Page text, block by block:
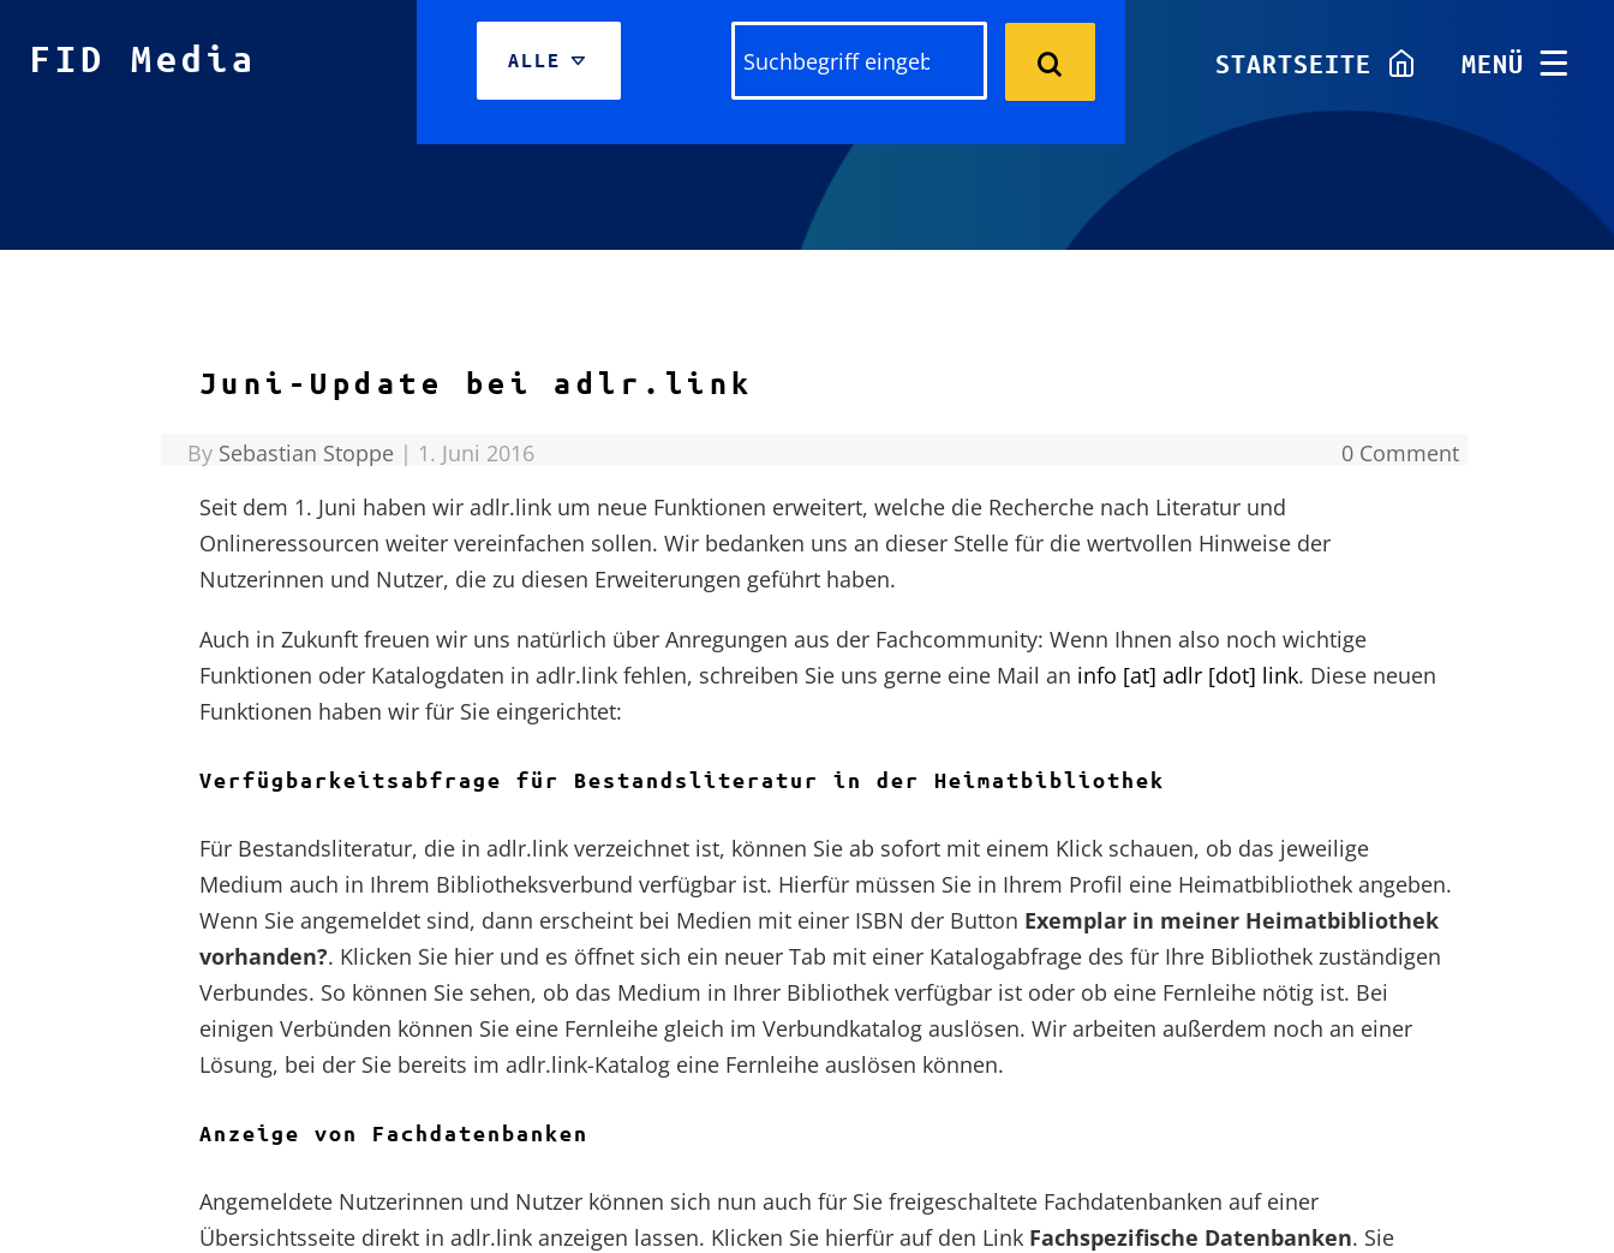
Skip to content
FID Media
TOGGLE
STARTSEITE
TOGGLE
MENÜ
SELECT
PRE-
ALLE
Juni-Update bei adlr.link
By Sebastian Stoppe | 1. Juni 2016
0 Comment
Seit dem 1. Juni haben wir adlr.link um neue Funktionen erweitert, welche die Recherche nach Literatur und
Onlineressourcen weiter vereinfachen sollen. Wir bedanken uns an dieser Stelle für die wertvollen Hinweise der
Nutzerinnen und Nutzer, die zu diesen Erweiterungen geführt haben.
Auch in Zukunft freuen wir uns natürlich über Anregungen aus der Fachcommunity: Wenn Ihnen also noch wichtige
Funktionen oder Katalogdaten in adlr.link fehlen, schreiben Sie uns gerne eine Mail an info [at] adlr [dot] link. Diese neuen
Funktionen haben wir für Sie eingerichtet:
Verfügbarkeitsabfrage für Bestandsliteratur in der Heimatbibliothek
Für Bestandsliteratur, die in adlr.link verzeichnet ist, können Sie ab sofort mit einem Klick schauen, ob das jeweilige
Medium auch in Ihrem Bibliotheksverbund verfügbar ist. Hierfür müssen Sie in Ihrem Profil eine Heimatbibliothek angeben.
Wenn Sie angemeldet sind, dann erscheint bei Medien mit einer ISBN der Button Exemplar in meiner Heimatbibliothek
vorhanden?. Klicken Sie hier und es öffnet sich ein neuer Tab mit einer Katalogabfrage des für Ihre Bibliothek zuständigen
Verbundes. So können Sie sehen, ob das Medium in Ihrer Bibliothek verfügbar ist oder ob eine Fernleihe nötig ist. Bei
einigen Verbünden können Sie eine Fernleihe gleich im Verbundkatalog auslösen. Wir arbeiten außerdem noch an einer
Lösung, bei der Sie bereits im adlr.link-Katalog eine Fernleihe auslösen können.
Anzeige von Fachdatenbanken
Angemeldete Nutzerinnen und Nutzer können sich nun auch für Sie freigeschaltete Fachdatenbanken auf einer
Übersichtsseite direkt in adlr.link anzeigen lassen. Klicken Sie hierfür auf den Link Fachspezifische Datenbanken. Sie